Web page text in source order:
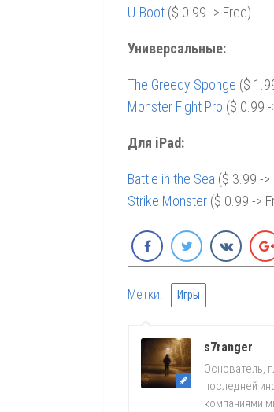
U-Boot ($ 0.99 -> Free)
Универсальные:
The Greedy Sponge ($
Monster Fight Pro ($ 0.99 -
Для iPad:
Battle in the Sea ($ 3.99 ->
Strike Monster ($ 0.99 ->
Метки: Игры
s7ranger
Основатель,
последней
компаниями